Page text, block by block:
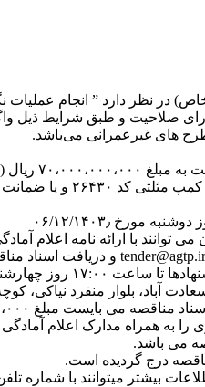
نظر دارد ” انجام عملیات
صلاحیت و طبق شرایط ذیل
۳) مبلغ
به همراه مدارک اعلام آمادگی